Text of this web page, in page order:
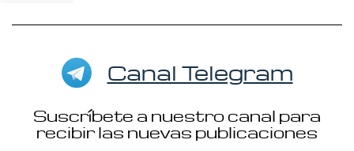
Canal Telegram
Suscríbete a nuestro canal para
recibir las nuevas publicaciones